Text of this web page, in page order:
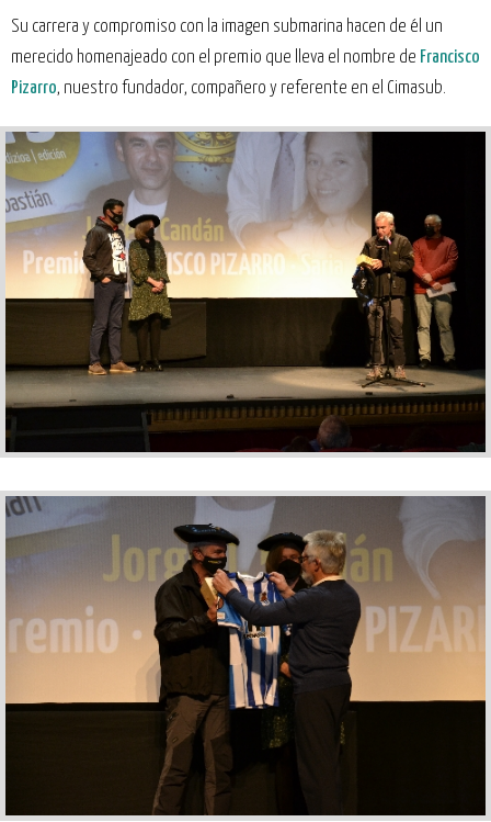
Su carrera y compromiso con la imagen submarina hacen de él un
merecido homenajeado con el premio que lleva el nombre de Francisco
Pizarro, nuestro fundador, compañero y referente en el Cimasub.